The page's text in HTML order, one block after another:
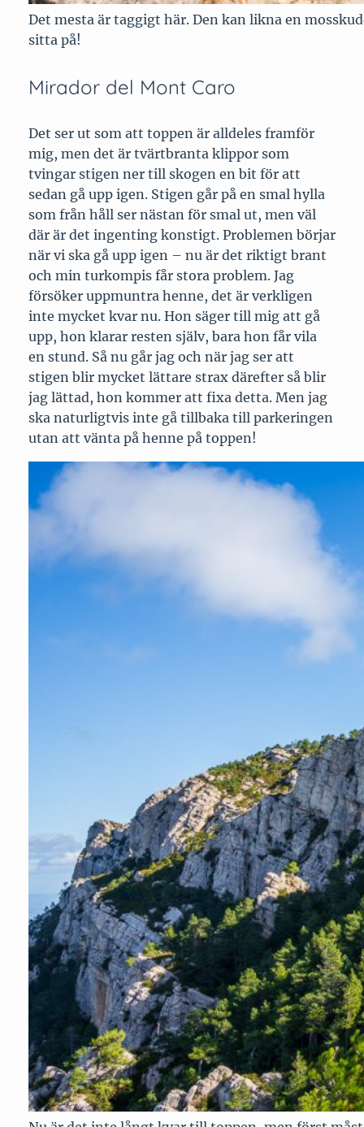
Det mesta är taggigt här. Den kan likna en
sitta på!
Mirador del Mont Caro
Det ser ut som att toppen är alldeles framför
mig, men det är tvärtbranta klippor som
tvingar stigen ner till skogen en bit för att
sedan gå upp igen. Stigen går på en smal hylla
som från håll ser nästan för smal ut, men väl
där är det ingenting konstigt. Problemen börjar
när vi ska gå upp igen – nu är det riktigt brant
och min turkompis får stora problem. Jag
försöker uppmuntra henne, det är verkligen
inte mycket kvar nu. Hon säger till mig att gå
upp, hon klarar resten själv, bara hon får vila
en stund. Så nu går jag och när jag ser att
stigen blir mycket lättare strax därefter så blir
jag lättad, hon kommer att fixa detta. Men jag
ska naturligtvis inte gå tillbaka till parkeringen
utan att vänta på henne på toppen!